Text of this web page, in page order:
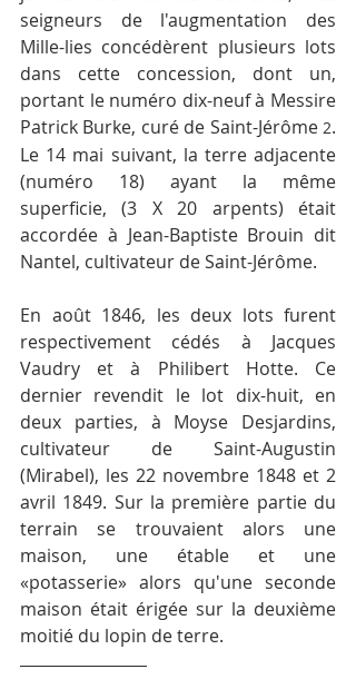
seigneurs de l'augmentation des
Mille-lies concédèrent plusieurs lots
dans cette concession, dont un,
portant le numéro dix-neuf à Messire
Patrick Burke, curé de Saint-Jérôme 2.
Le 14 mai suivant, la terre adjacente
(numéro 18) ayant la même
superficie, (3 X 20 arpents) était
accordée à Jean-Baptiste Brouin dit
Nantel, cultivateur de Saint-Jérôme.
En août 1846, les deux lots furent
respectivement cédés à Jacques
Vaudry et à Philibert Hotte. Ce
dernier revendit le lot dix-huit, en
deux parties, à Moyse Desjardins,
cultivateur de Saint-Augustin
(Mirabel), les 22 novembre 1848 et 2
avril 1849. Sur la première partie du
terrain se trouvaient alors une
maison, une étable et une
«potasserie» alors qu'une seconde
maison était érigée sur la deuxième
moitié du lopin de terre.